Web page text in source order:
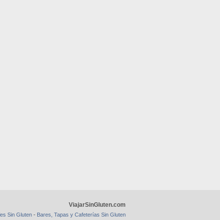
ViajarSinGluten.com
Sin Gluten - Bares, Tapas y Cafeterías Sin Gluten